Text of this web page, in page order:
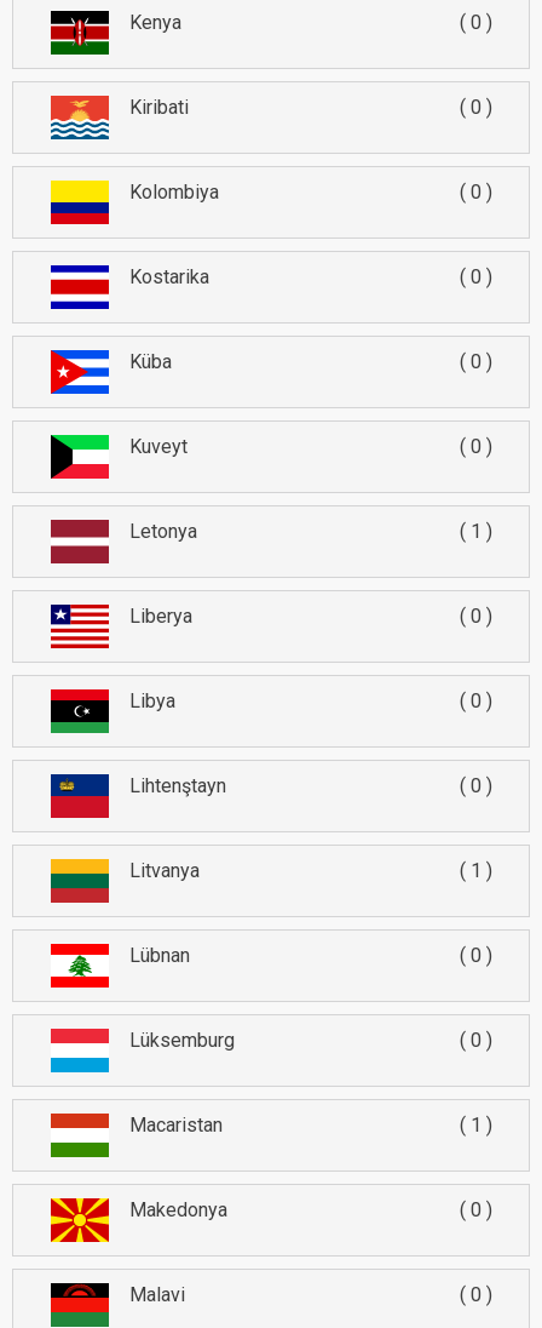
Kenya 0
Kiribati 0
Kolombiya 0
Kostarika 0
Küba 0
Kuveyt 0
Letonya 1
Liberya 0
Libya 0
Lihtenştayn 0
Litvanya 1
Lübnan 0
Lüksemburg 0
Macaristan 1
Makedonya 0
Malavi 0